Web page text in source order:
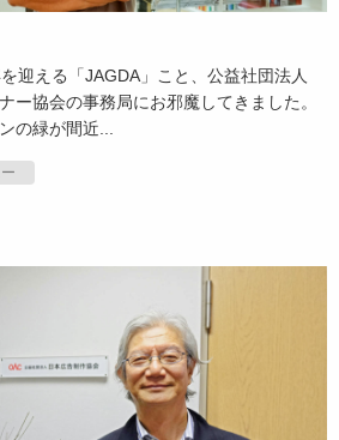
迎える「JAGDA」こと、公益社団法人
ー協会の事務局にお邪魔してきました。
の緑が間近...